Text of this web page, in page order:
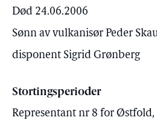
Død 24.06.2006
Sønn av vulkanisør Peder
disponent Sigrid Grønberg
Stortingsperioder
Representant nr 8 for Østfold,